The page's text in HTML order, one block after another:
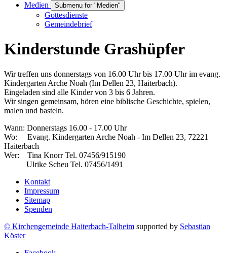
Medien
Submenu for "Medien"
Gottesdienste
Gemeindebrief
Kinderstunde Grashüpfer
Wir treffen uns donnerstags von 16.00 Uhr bis 17.00 Uhr im evang.
Kindergarten Arche Noah (Im Dellen 23, Haiterbach).
Eingeladen sind alle Kinder von 3 bis 6 Jahren.
Wir singen gemeinsam, hören eine biblische Geschichte, spielen,
malen und basteln.
Wann: Donnerstags 16.00 - 17.00 Uhr
Wo: Evang. Kindergarten Arche Noah - Im Dellen 23, 72221
Haiterbach
Wer: Tina Knorr Tel. 07456/915190
Ulrike Scheu Tel. 07456/1491
Kontakt
Impressum
Sitemap
Spenden
© Kirchengemeinde Haiterbach-Talheim supported by Sebastian
Köster